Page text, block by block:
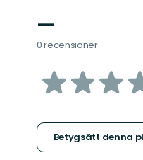
—
0 recensioner
av
stjärnor
Betygsätt denna